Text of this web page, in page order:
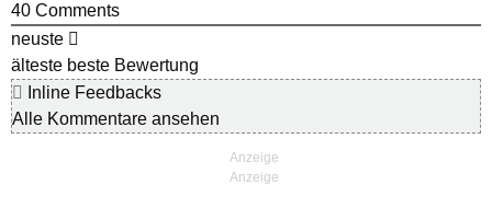
40 Comments
neuste
älteste beste Bewertung
Inline Feedbacks
Alle Kommentare ansehen